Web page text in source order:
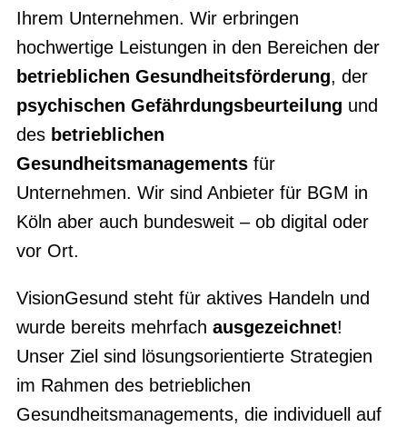
Ihrem Unternehmen. Wir erbringen
hochwertige Leistungen in den Bereichen der
betrieblichen Gesundheitsförderung, der
psychischen Gefährdungsbeurteilung und
des betrieblichen
Gesundheitsmanagementsfür
Unternehmen. Wir sind Anbieter für BGM in
Köln aber auch bundesweit – ob digital oder
vor Ort.
VisionGesund steht für aktives Handeln und
wurde bereits mehrfach ausgezeichnet!
Unser Ziel sind lösungsorientierte Strategien
im Rahmen des betrieblichen
Gesundheitsmanagements, die individuell auf